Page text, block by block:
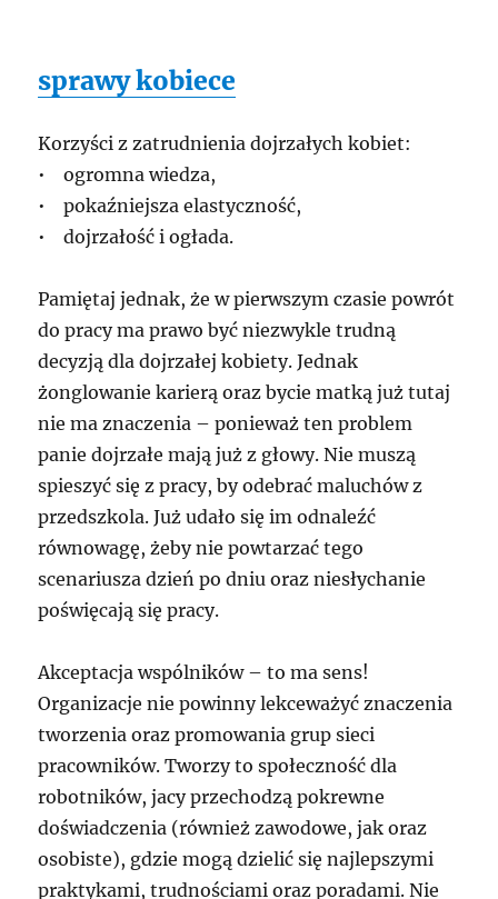
sprawy kobiece
Korzyści z zatrudnienia dojrzałych kobiet:
• ogromna wiedza,
• pokaźniejsza elastyczność,
• dojrzałość i ogłada.
Pamiętaj jednak, że w pierwszym czasie powrót
do pracy ma prawo być niezwykle trudną
decyzją dla dojrzałej kobiety. Jednak
żonglowanie karierą oraz bycie matką już tutaj
nie ma znaczenia – ponieważ ten problem
panie dojrzałe mają już z głowy. Nie muszą
spieszyć się z pracy, by odebrać maluchów z
przedszkola. Już udało się im odnaleźć
równowagę, żeby nie powtarzać tego
scenariusza dzień po dniu oraz niesłychanie
poświęcają się pracy.
Akceptacja wspólników – to ma sens!
Organizacje nie powinny lekceważyć znaczenia
tworzenia oraz promowania grup sieci
pracowników. Tworzy to społeczność dla
robotników, jacy przechodzą pokrewne
doświadczenia (również zawodowe, jak oraz
osobiste), gdzie mogą dzielić się najlepszymi
praktykami, trudnościami oraz poradami. Nie